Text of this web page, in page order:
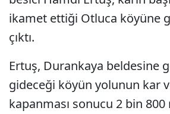
ikamet ettiği Otluca köyüne
çıktı.
Ertuş, Durankaya beldesine
gideceği köyün yolunun kar
kapanması sonucu 2 bin 800